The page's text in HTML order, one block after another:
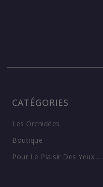
CATÉGORIES
Les Orchidées
Boutique
Pour Le Plaisir Des Yeux ....